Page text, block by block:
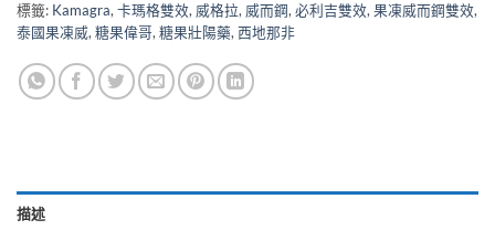
標籤: Kamagra, 卡瑪格雙效, 威格拉, 威而鋼, 必利吉雙效, 果凍威而鋼雙效,
泰國果凍威, 糖果偉哥, 糖果壯陽藥, 西地那非
描述